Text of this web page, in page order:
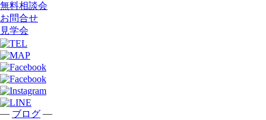
無料相談会
お問合せ
見学会
— ブログ —